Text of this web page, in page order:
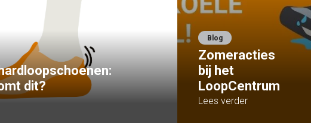
Blog
Zomeracties
bij het
LoopCentrum
Lees verder
dit?